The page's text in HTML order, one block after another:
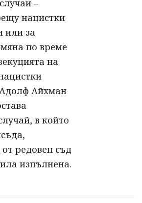
–
нацистки
или за
по време
на
Айхман
в който
редовен съд
изпълнена.